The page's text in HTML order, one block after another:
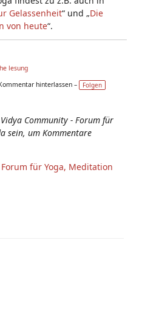
Gelassenheit“ und „Die
von heute“.
lesung
hinterlassen –
Folgen
Community - Forum für
sein, um Kommentare
für Yoga, Meditation